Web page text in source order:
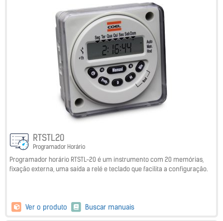
RTSTL20
Programador Horário
Programador horário RTSTL-20 é um instrumento com 20 memórias,
fixação externa, uma saída a relé e teclado que facilita a configuração.
Ver o produto Buscar manuais